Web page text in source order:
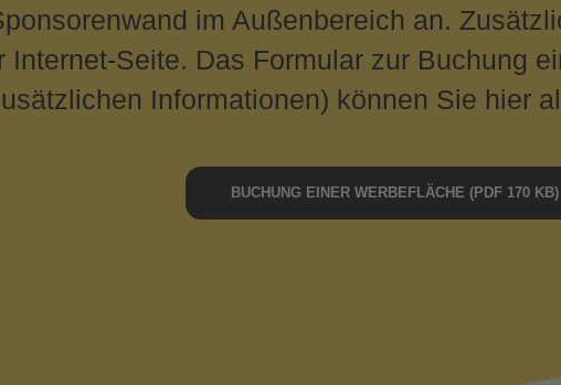
im Außenbereich an.
Internet-Seite. Das Formular zur Buchung
Informationen) können Sie hier
BUCHUNG EINER WERBEFLÄCHE (PDF 170 KB)